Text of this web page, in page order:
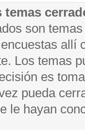
temas
son
allí
Los temas
es
pueda
le hayan